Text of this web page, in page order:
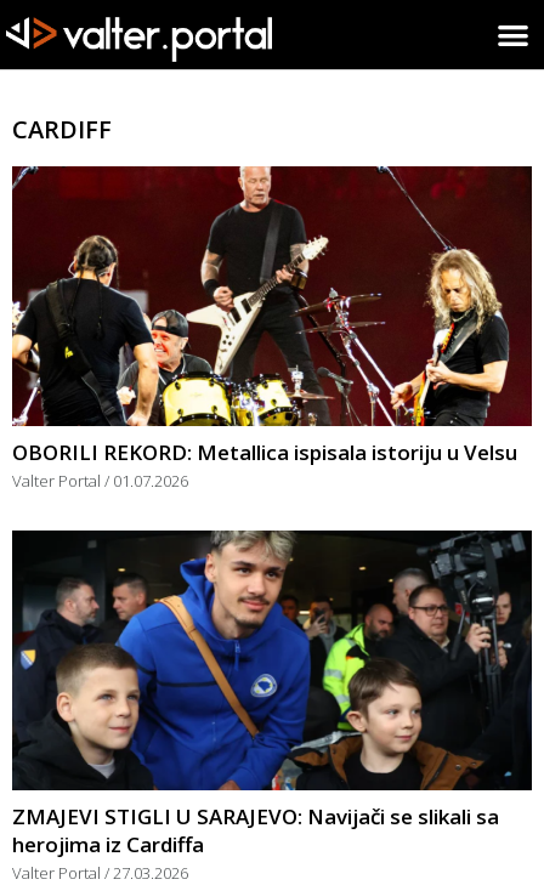
CARDIFF
OBORILI REKORD: Metallica ispisala istoriju u Velsu
Valter Portal 01.07.2026
ZMAJEVI STIGLI U SARAJEVO: Navijači se slikali sa
herojima iz Cardiffa
Valter Portal 27.03.2026